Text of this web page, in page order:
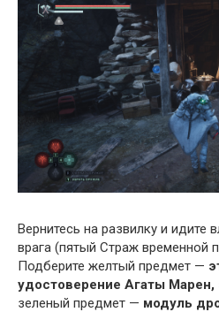
Вернитесь на развилку и идите
врага (пятый Страж временной
Подберите желтый предмет —
удостоверение Агаты Марен,
зеленый предмет — модуль